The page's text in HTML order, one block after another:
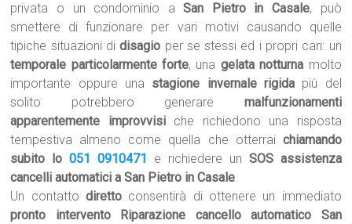
privata o un condominio aSan Pietro in Casale, può
smettere di funzionare per vari motivi causando quelle
tipiche situazioni didisagio per se stessi ed i propri cari: un
temporale particolarmente forte, una gelata notturna molto
importante oppure una stagione invernale rigidapiù del
solito potrebbero generare malfunzionamenti
apparentemente improvvisiche richiedono una risposta
tempestiva almeno come quella che otterrai chiamando
subito lo051 0910471 e richiedere un SOS assistenza
cancelli automatici a San Pietro in Casale.
Un contattodiretto consentirà di ottenere un immediato
pronto intervento Riparazione cancello automatico San